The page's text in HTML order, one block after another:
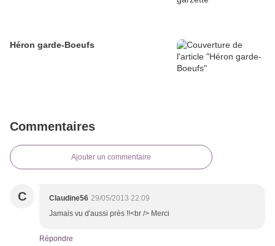
Héron garde-Boeufs
Commentaires
Ajouter un commentaire
C Claudine56 29/05/2013 22:09
Jamais vu d'aussi près !!<br /> Merci
Répondre